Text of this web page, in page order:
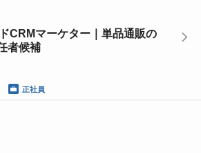
CRMマーケター｜単品通販の
者候補
正社員